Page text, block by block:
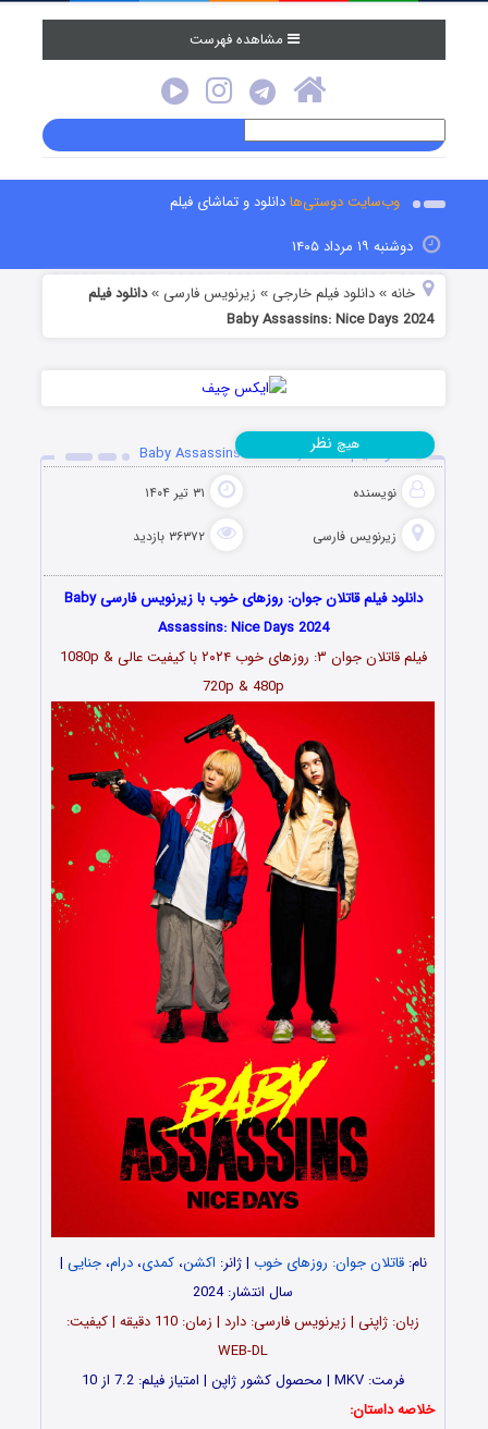
مشاهده فهرست
وب‌سایت دوستی‌هادانلود و تماشای فیلم
دوشنبه ۱۹ مرداد ۱۴۰۵
خانه »دانلود فیلم خارجی » زیرنویس فارسی »دانلود فیلم
Baby Assassins: Nice Days 2024
دانلود فیلم Baby Assassins: Nice Days 2024
نویسنده ۳۱ تیر ۱۴۰۴
زیرنویس فارسی ۳۶۳۷۲ بازدید
هیچ نظر
دانلود فیلم قاتلان جوان: روزهای خوب با زیرنویس فارسی Baby
Assassins: Nice Days 2024
فیلم قاتلان جوان ۳: روزهای خوب ۲۰۲۴ با کیفیت عالی 1080p &
720p & 480p
نام:قاتلان جوان: روزهای خوب | ژانر: اکشن،کمدی،درام،جنایی |
سال انتشار: 2024
زبان: ژاپنی | زیرنویس فارسی: دارد | زمان: 110 دقیقه | کیفیت:
WEB-DL
فرمت: MKV | محصول کشور ژاپن | امتیاز فیلم: 7.2 از 10
خلاصه داستان: